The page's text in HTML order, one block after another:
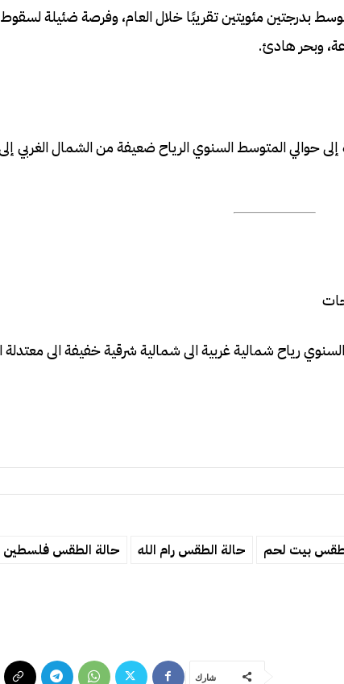
​​بدرجتين مئويتين تقريبًا خلال العام، وفرصة ضئيلة
وبحر هادئ.
حوالي المتوسط ​​السنوي الرياح ضعيفة من الشمال الغربي
رياح شمالية غربية الى شمالية شرقية خفيفة الى
بيت لحم حالة الطقس رام الله حالة الطقس فلسطين
شارك